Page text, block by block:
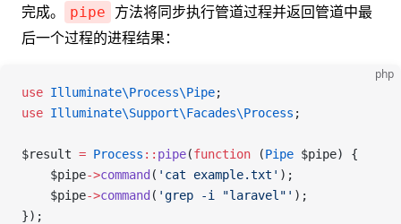
完成。
pipe
方法将同步执行管道过程并返回管道中最
后一个过程的进程结果：
php
use Illuminate\Process\Pipe;
use Illuminate\Support\Facades\Process ;
$result = Process :: pipe(function (Pipe $pipe) {
    $pipe
->command ( 'cat example.txt' );
    $pipe
->command ( 'grep -i "laravel"' );
});